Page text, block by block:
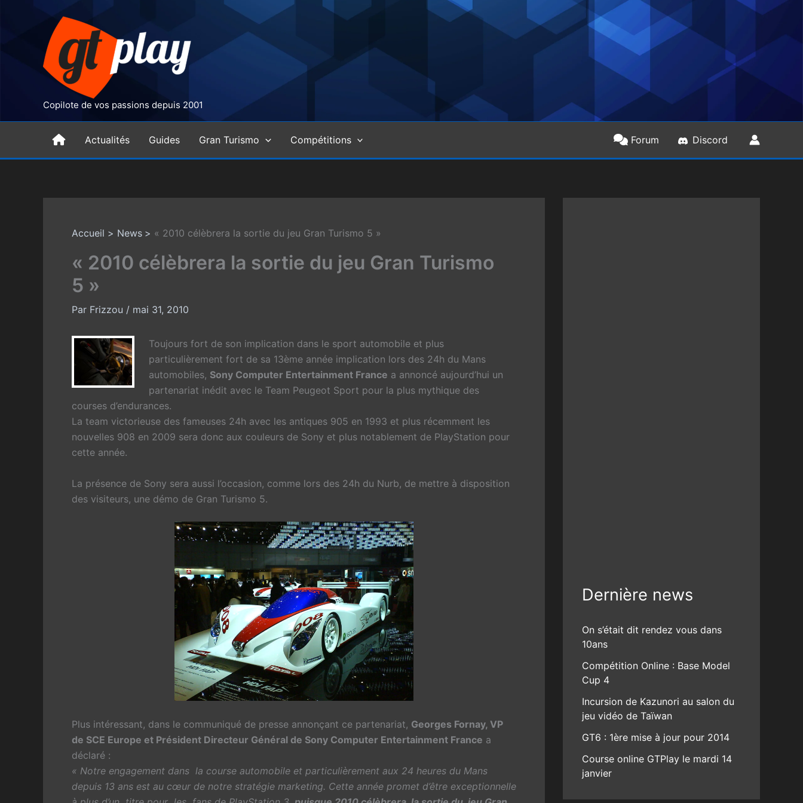
Copilote de vos passions depuis 2001
H Actualités Guides Gran Turismo Compétitions Forum Discord
Accueil News « 2010 célèbrera la sortie du jeu Gran Turismo 5 »
« 2010 célèbrera la sortie du jeu Gran Turismo
5 »
Par Frizzou / mai 31, 2010
Toujours fort de son implication dans le sport automobile et plus
particulièrement fort de sa 13ème année implication lors des 24h du Mans
automobiles, Sony Computer Entertainment France a annoncé aujourd’hui un
partenariat inédit avec le Team Peugeot Sport pour la plus mythique des
courses d’endurances.
La team victorieuse des fameuses 24h avec les antiques 905 en 1993 et plus récemment les
nouvelles 908 en 2009 sera donc aux couleurs de Sony et plus notablement de PlayStation pour
cette année.
La présence de Sony sera aussi l’occasion, comme lors des 24h du Nurb, de mettre à disposition
des visiteurs, une démo de Gran Turismo 5.
Plus intéressant, dans le communiqué de presse annonçant ce partenariat, Georges Fornay, VP
de SCE Europe et Président Directeur Général de Sony Computer Entertainment France a
déclaré :
« Notre engagement dans la course automobile et particulièrement aux 24 heures du Mans
depuis 13 ans est au cœur de notre stratégie marketing. Cette année promet d’être exceptionnelle
Dernière news
On s’était dit rendez vous dans
10ans
Compétition Online : Base Model
Cup 4
Incursion de Kazunori au salon du
jeu vidéo de Taïwan
GT6 : 1ère mise à jour pour 2014
Course online GTPlay le mardi 14
janvier